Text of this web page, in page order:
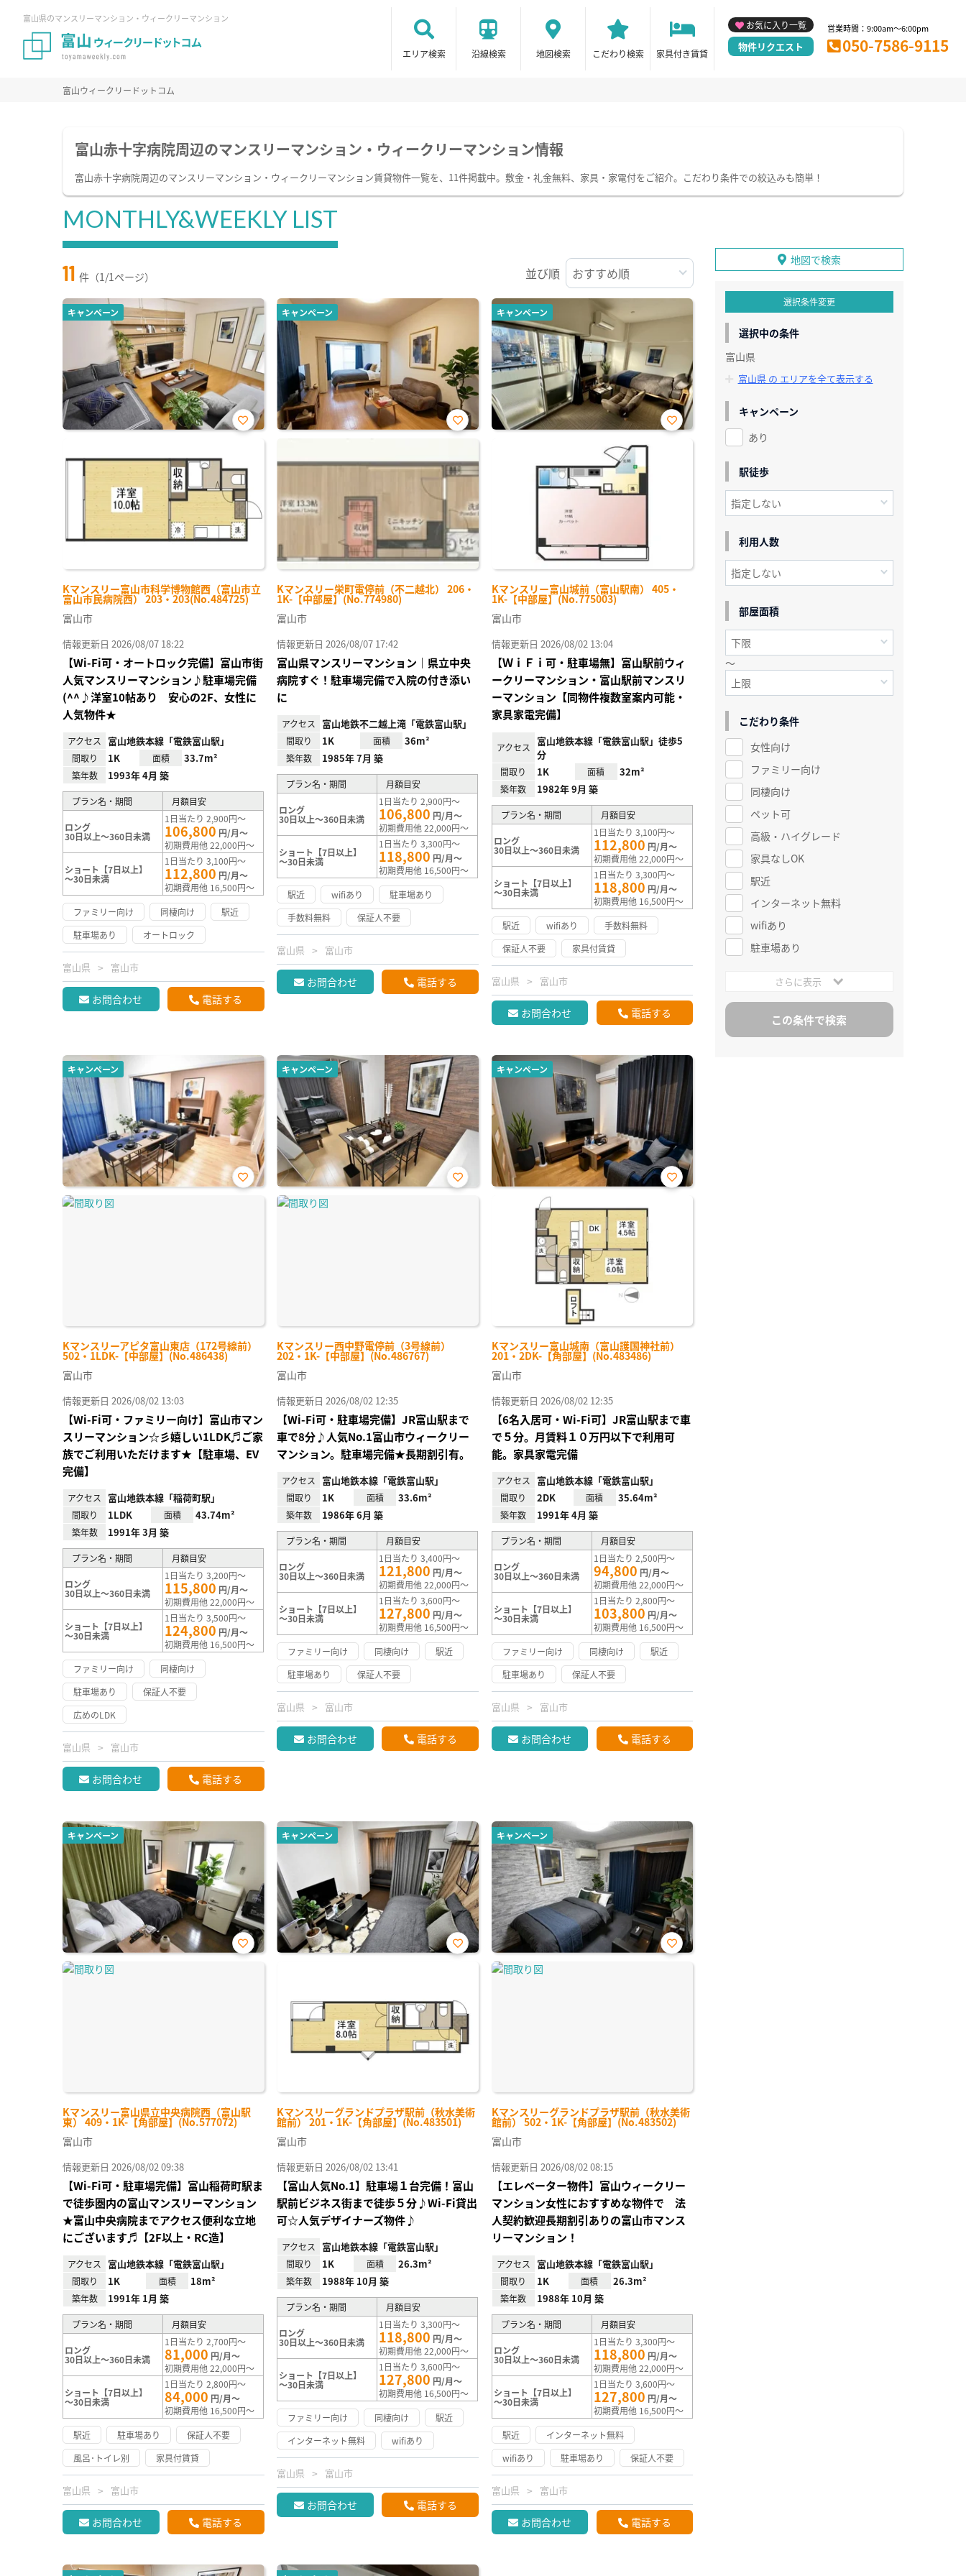
富山県のマンスリーマンション・ウィークリーマンション
エリア検索 沿線検索 地図検索 こだわり検索 家具付き賃貸
お気に入り一覧
物件リクエスト
営業時間：9:00am～6:00pm
050-7586-9115
富山ウィークリードットコム
富山赤十字病院周辺のマンスリーマンション・ウィークリーマンション情報
富山赤十字病院周辺のマンスリーマンション・ウィークリーマンション賃貸物件一覧を、11件掲載中。敷金・礼金無料、家具・家電付をご紹介。こだわり条件での絞込みも簡単！
MONTHLY&WEEKLY LIST
11 件（1/1ページ） 並び順
キャンペーン
Kマンスリー富山市科学博物館西（富山市立
富山市民病院西） 203・203(No.484725)
お気
録
富山市
情報更新日 2026/08/07 18:22
【Wi-Fi可・オートロック完備】富山市街
人気マンスリーマンション♪駐車場完備
(^^♪洋室10帖あり 安心の2F、女性に
人気物件★
アクセス 富山地鉄本線「電鉄富山駅」
間取り 1K 面積 33.7m²
築年数 1993年 4月 築
プラン名・期間 月額目安
ロング
30日以上～360日未満
1日当たり 2,900円～
106,800 円/月～
初期費用他 22,000円～
ショート【7日以上】
～30日未満
1日当たり 3,100円～
112,800 円/月～
初期費用他 16,500円～
ファミリー向け
同棲向け
駅近
駐車場あり
オートロック
富山県 富山市
お問合わせ 電話する
キャンペーン
Kマンスリー栄町電停前（不二越北） 206・
1K-【中部屋】(No.774980)
お気
り登
録
富山市
情報更新日 2026/08/07 17:42
富山県マンスリーマンション｜県立中央
病院すぐ！駐車場完備で入院の付き添い
に
アクセス 富山地鉄不二越上滝「電鉄富山駅」
間取り 1K 面積 36m²
築年数 1985年 7月 築
プラン名・期間 月額目安
ロング
30日以上～360日未満
1日当たり 2,900円～
106,800 円/月～
初期費用他 22,000円～
ショート【7日以上】
～30日未満
1日当たり 3,300円～
118,800 円/月～
初期費用他 16,500円～
駅近
wifiあり
駐車場あり
手数料無料
保証人不要
富山県 富山市
お問合わせ 電話する
キャンペーン
Kマンスリー富山城前（富山駅南） 405・
1K-【中部屋】(No.775003)
お気
富山市
情報更新日 2026/08/02 13:04
【ＷｉＦｉ可・駐車場無】富山駅前ウィ
ークリーマンション・富山駅前マンスリ
ーマンション【同物件複数室案内可能・
家具家電完備】
アクセス
富山地鉄本線「電鉄富山駅」徒歩5
分
間取り 1K 面積 32m²
築年数 1982年 9月 築
プラン名・期間 月額目安
ロング
30日以上～360日未満
1日当たり 3,100円～
112,800 円/月～
初期費用他 22,000円～
ショート【7日以上】
～30日未満
1日当たり 3,300円～
118,800 円/月～
初期費用他 16,500円～
駅近
wifiあり
手数料無料
保証人不要
家具付賃貸
富山県 富山市
お問合わせ 電話する
キャンペーン
Kマンスリーアピタ富山東店（172号線前）
502・1LDK-【中部屋】(No.486438)
お気
富山市
情報更新日 2026/08/02 13:03
【Wi-Fi可・ファミリー向け】富山市マン
スリーマンション☆彡嬉しい1LDK♬ご家
族でご利用いただけます★【駐車場、EV
完備】
アクセス 富山地鉄本線「稲荷町駅」
間取り 1LDK 面積 43.74m²
築年数 1991年 3月 築
プラン名・期間 月額目安
ロング
30日以上～360日未満
1日当たり 3,200円～
115,800 円/月～
初期費用他 22,000円～
ショート【7日以上】
～30日未満
1日当たり 3,500円～
124,800 円/月～
初期費用他 16,500円～
ファミリー向け
同棲向け
駐車場あり
保証人不要
広めのLDK
富山県 富山市
お問合わせ 電話する
キャンペーン
Kマンスリー西中野電停前（3号線前）
202・1K-【中部屋】(No.486767)
お気
富山市
情報更新日 2026/08/02 12:35
【Wi-Fi可・駐車場完備】JR富山駅まで
車で8分♪人気No.1富山市ウィークリー
マンション。駐車場完備★長期割引有。
アクセス 富山地鉄本線「電鉄富山駅」
間取り 1K 面積 33.6m²
築年数 1986年 6月 築
プラン名・期間 月額目安
ロング
30日以上～360日未満
1日当たり 3,400円～
121,800 円/月～
初期費用他 22,000円～
ショート【7日以上】
～30日未満
1日当たり 3,600円～
127,800 円/月～
初期費用他 16,500円～
ファミリー向け
同棲向け
駅近
駐車場あり
保証人不要
富山県 富山市
お問合わせ 電話する
キャンペーン
Kマンスリー富山城南（富山護国神社前）
201・2DK-【角部屋】(No.483486)
お気
富山市
情報更新日 2026/08/02 12:35
【6名入居可・Wi-Fi可】JR富山駅まで車
で５分。月賃料１０万円以下で利用可
能。家具家電完備
アクセス 富山地鉄本線「電鉄富山駅」
間取り 2DK 面積 35.64m²
築年数 1991年 4月 築
プラン名・期間 月額目安
ロング
30日以上～360日未満
1日当たり 2,500円～
94,800 円/月～
初期費用他 22,000円～
ショート【7日以上】
～30日未満
1日当たり 2,800円～
103,800 円/月～
初期費用他 16,500円～
ファミリー向け
同棲向け
駅近
駐車場あり
保証人不要
富山県 富山市
お問合わせ 電話する
キャンペーン
Kマンスリー富山県立中央病院西（富山駅
東） 409・1K-【角部屋】(No.577072)
お気
富山市
情報更新日 2026/08/02 09:38
【Wi-Fi可・駐車場完備】富山稲荷町駅ま
で徒歩圏内の富山マンスリーマンション
★富山中央病院までアクセス便利な立地
にございます♬【2F以上・RC造】
アクセス 富山地鉄本線「電鉄富山駅」
間取り 1K 面積 18m²
築年数 1991年 1月 築
プラン名・期間 月額目安
ロング
30日以上～360日未満
1日当たり 2,700円～
81,000 円/月～
初期費用他 22,000円～
ショート【7日以上】
～30日未満
1日当たり 2,800円～
84,000 円/月～
初期費用他 16,500円～
駅近
駐車場あり
保証人不要
風呂･トイレ別
家具付賃貸
富山県 富山市
お問合わせ 電話する
キャンペーン
Kマンスリーグランドプラザ駅前（秋水美術
館前） 201・1K-【角部屋】(No.483501)
お気
富山市
情報更新日 2026/08/02 13:41
【富山人気No.1】駐車場１台完備！富山
駅前ビジネス街まで徒歩５分♪Wi-Fi貸出
可☆人気デザイナーズ物件♪
アクセス 富山地鉄本線「電鉄富山駅」
間取り 1K 面積 26.3m²
築年数 1988年 10月 築
プラン名・期間 月額目安
ロング
30日以上～360日未満
1日当たり 3,300円～
118,800 円/月～
初期費用他 22,000円～
ショート【7日以上】
～30日未満
1日当たり 3,600円～
127,800 円/月～
初期費用他 16,500円～
ファミリー向け
同棲向け
駅近
インターネット無料
wifiあり
富山県 富山市
お問合わせ 電話する
キャンペーン
Kマンスリーグランドプラザ駅前（秋水美術
館前） 502・1K-【角部屋】(No.483502)
お気
富山市
情報更新日 2026/08/02 08:15
【エレベーター物件】富山ウィークリー
マンション女性におすすめな物件で 法
人契約歓迎長期割引ありの富山市マンス
リーマンション！
アクセス 富山地鉄本線「電鉄富山駅」
間取り 1K 面積 26.3m²
築年数 1988年 10月 築
プラン名・期間 月額目安
ロング
30日以上～360日未満
1日当たり 3,300円～
118,800 円/月～
初期費用他 22,000円～
ショート【7日以上】
～30日未満
1日当たり 3,600円～
127,800 円/月～
初期費用他 16,500円～
駅近
インターネット無料
wifiあり
駐車場あり 保証人不要
富山県 富山市
お問合わせ 電話する
地図で検索
選択条件変更
選択中の条件
富山県
富山県 の エリアを全て表示する
キャンペーン
あり
駅徒歩
利用人数
部屋面積
～
こだわり条件
女性向け
ファミリー向け
同棲向け
ペット可
高級・ハイグレード
家具なしOK
駅近
インターネット無料
wifiあり
駐車場あり
さらに表示